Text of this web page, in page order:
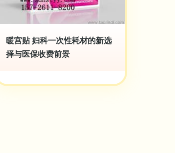
暖宫贴 妇科一次性耗材的新选
择与医保收费前景